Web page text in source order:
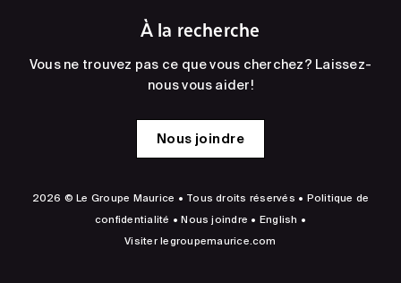
À la recherche
Vous ne trouvez pas ce que vous cherchez? Laissez-
nous vous aider!
Nous joindre
2026 © Le Groupe Maurice • Tous droits réservés • Politique de
confidentialité •Nous joindre • English •
Visiterlegroupemaurice.com